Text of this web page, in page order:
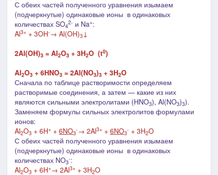
С обеих частей полученного уравнения изымаем
(подчеркнутые) одинаковые ионы в одинаковых
количествах SO4
2- и Na+:
Al3+ + 3OH- → Al(OH)3↓
2Al(OH)3 = Al2O3 + 3H2O (t0)
Al2O3 + 6HNO3 = 2Al(NO3)3 + 3H2O
Сначала по таблице растворимости определяем
растворимые соединения, а затем — какие из них
являются сильными электролитами (HNO3), Al(NO3)3).
Заменяем формулы сильных электролитов формулами
ионов:
Al2O3 + 6H+ + 6NO3
- → 2Al3+ + 6NO3
- + 3H2O
С обеих частей полученного уравнения изымаем
(подчеркнутые) одинаковые ионы в одинаковых
количествах NO3
-:
Al2O3 + 6H+→ 2Al3+ + 3H2O